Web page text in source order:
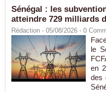
Sénégal : les
atteindre 729 milliards
Rédaction - 05/08/2026 - 0
le
en
des